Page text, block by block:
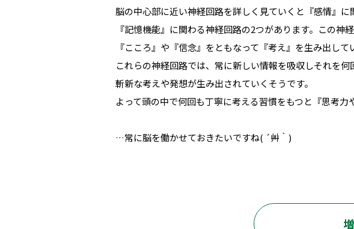
脳の中心部に近い神経回路を詳しく見ていくと『感情』に
『記憶機能』に関わる神経回路の2つがあります。この神
『こころ』や『信念』をともなって『考え』を生み出して
これらの神経回路では、常に新しい情報を吸収しそれを
斬新な考えや発想が生み出されていくそうです。
よって頭の中で何回も丁寧に考える習慣をもつと『思考力
…常に脳を働かせておきたいですね( ´艸｀)